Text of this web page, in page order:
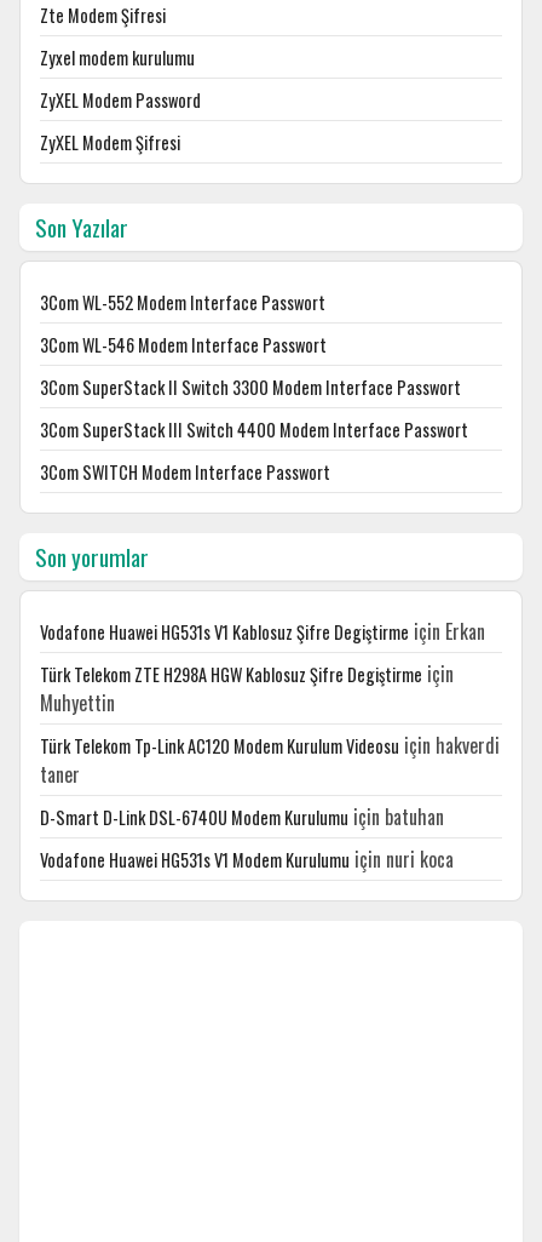
Zte Modem Şifresi
Zyxel modem kurulumu
ZyXEL Modem Password
ZyXEL Modem Şifresi
Son Yazılar
3Com WL-552 Modem Interface Passwort
3Com WL-546 Modem Interface Passwort
3Com SuperStack II Switch 3300 Modem Interface Passwort
3Com SuperStack III Switch 4400 Modem Interface Passwort
3Com SWITCH Modem Interface Passwort
Son yorumlar
Vodafone Huawei HG531s V1 Kablosuz Şifre Degiştirme için Erkan
Türk Telekom ZTE H298A HGW Kablosuz Şifre Degiştirme için
Muhyettin
Türk Telekom Tp-Link AC120 Modem Kurulum Videosu için hakverdi
taner
D-Smart D-Link DSL-6740U Modem Kurulumu için batuhan
Vodafone Huawei HG531s V1 Modem Kurulumu için nuri koca